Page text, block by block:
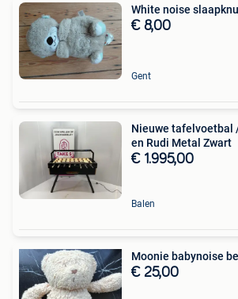
White noise
€ 8,00
Gent
Nieuwe tafelvoetbal
en Rudi Metal Zwart
€ 1.995,00
Balen
Moonie babynoise
€ 25,00